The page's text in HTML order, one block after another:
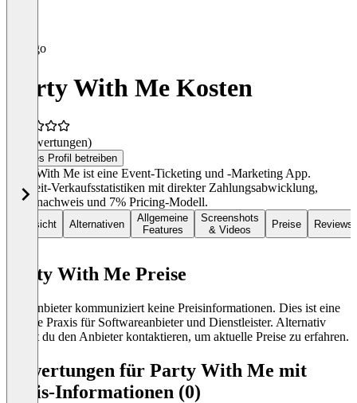
Party With Me Kosten
(0 Bewertungen)
Dieses Profil betreiben
Party With Me ist eine Event-Ticketing und -Marketing App.
Echtzeit-Verkaufsstatistiken mit direkter Zahlungsabwicklung,
Altersnachweis und 7% Pricing-Modell.
Übersicht Alternativen
Allgemeine
Features
Screenshots
& Videos
Preise Reviews
Party With Me Preise
Der Anbieter kommuniziert keine Preisinformationen. Dies ist eine
übliche Praxis für Softwareanbieter und Dienstleister. Alternativ
kannst du den Anbieter kontaktieren, um aktuelle Preise zu erfahren.
Bewertungen für Party With Me mit
Preis-Informationen (0)